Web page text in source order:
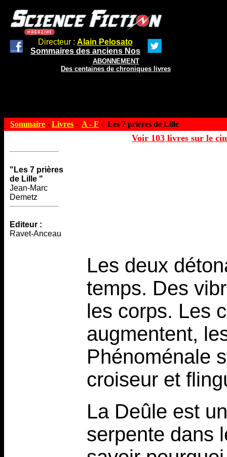
Directeur : Alain Pelosato
Sommaires des anciens Nos
ABONNEMENT
Des centaines de chroniques livres
Sommaire - Livres - A - F - Les 7 prières de Lille
Voir 103 livres sur le
"Les 7 prières
de Lille "
Jean-Marc
Demetz
Editeur :
Ravet-Anceau
Les deux
temps. Des
les corps. Les
augmentent,
Phénoménale
croiseur et
La Deûle est
serpente dans